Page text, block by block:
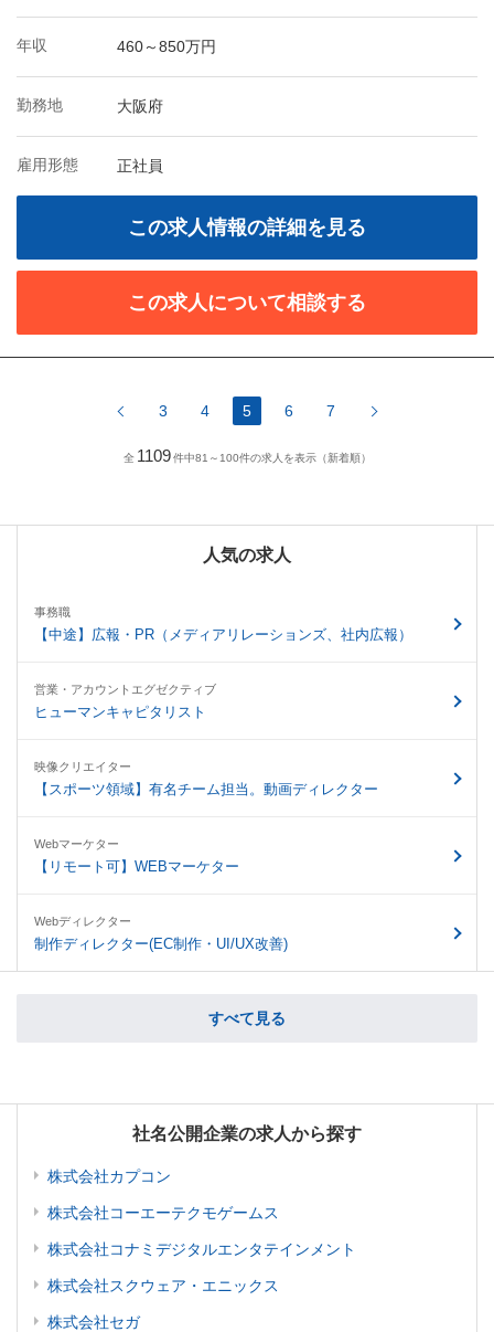
年収 460～850万円
勤務地 大阪府
雇用形態 正社員
この求人情報の詳細を見る
この求人について相談する
3 4 5 6 7
全 1109 件中81～100件の求人を表示（新着順）
人気の求人
事務職
【中途】広報・PR（メディアリレーションズ、社内広報）
営業・アカウントエグゼクティブ
ヒューマンキャピタリスト
映像クリエイター
【スポーツ領域】有名チーム担当。動画ディレクター
Webマーケター
【リモート可】WEBマーケター
Webディレクター
制作ディレクター(EC制作・UI/UX改善)
すべて見る
社名公開企業の求人から探す
株式会社カプコン
株式会社コーエーテクモゲームス
株式会社コナミデジタルエンタテインメント
株式会社スクウェア・エニックス
株式会社セガ